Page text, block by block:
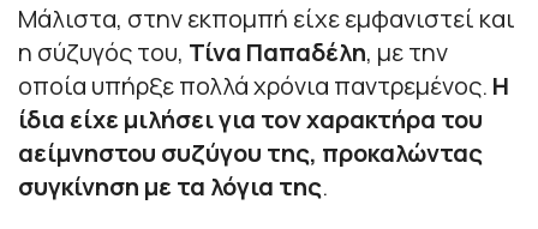
Μάλιστα, στην εκπομπή είχε εμφανιστεί και
η σύζυγός του, Τίνα Παπαδέλη, με την
οποία υπήρξε πολλά χρόνια παντρεμένος. Η
ίδια είχε μιλήσει για τον χαρακτήρα του
αείμνηστου συζύγου της, προκαλώντας
συγκίνηση με τα λόγια της.